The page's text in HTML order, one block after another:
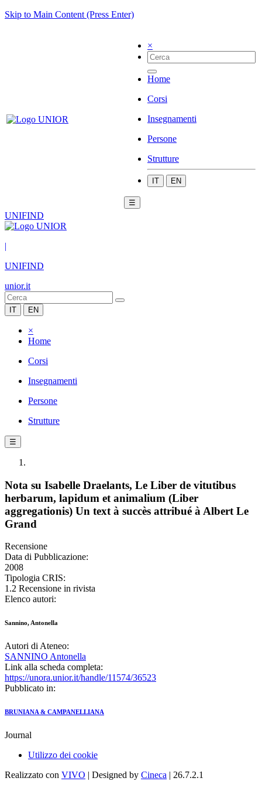
Skip to Main Content (Press Enter)
×
Home
Corsi
Insegnamenti
Persone
Strutture
IT EN
☰
UNIFIND
|
UNIFIND
unior.it
IT EN
×
Home
Corsi
Insegnamenti
Persone
Strutture
☰
Nota su Isabelle Draelants, Le Liber de vitutibus
herbarum, lapidum et animalium (Liber
aggregationis) Un text à succès attribué à Albert Le
Grand
Recensione
Data di Pubblicazione:
2008
Tipologia CRIS:
1.2 Recensione in rivista
Elenco autori:
Sannino, Antonella
Autori di Ateneo:
SANNINO Antonella
Link alla scheda completa:
https://unora.unior.it/handle/11574/36523
Pubblicato in:
BRUNIANA & CAMPANELLIANA
Journal
Utilizzo dei cookie
Realizzato con VIVO | Designed by Cineca | 26.7.2.1